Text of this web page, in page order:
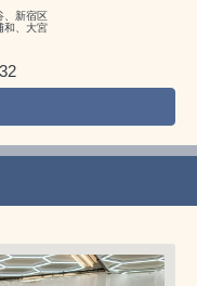
、新宿区
和、大宮